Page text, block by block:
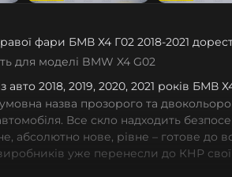
фари БМВ Х4 Г02 2018-2021
для моделі BMW X4 G02
авто 2018, 2019, 2020, 2021 років БМВ
назва прозорого та
Все скло надходить
абсолютно нове, рівне – готове до
уже перенесли до КНР
що до 90% запчастин до